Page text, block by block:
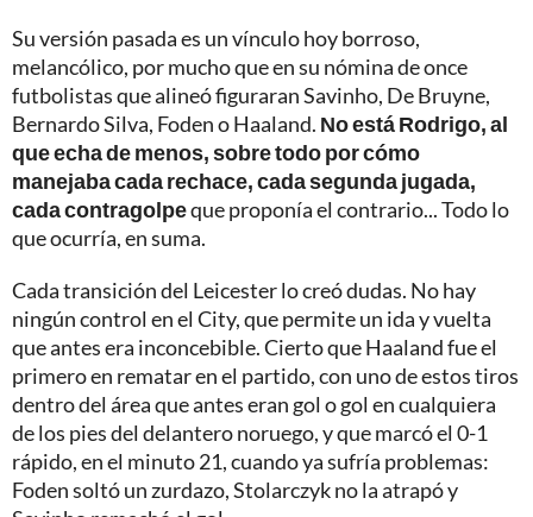
Su versión pasada es un vínculo hoy borroso,
melancólico, por mucho que en su nómina de once
futbolistas que alineó figuraran Savinho, De Bruyne,
Bernardo Silva, Foden o Haaland. No está Rodrigo, al
que echa de menos, sobre todo por cómo
manejaba cada rechace, cada segunda jugada,
cada contragolpeque proponía el contrario... Todo lo
que ocurría, en suma.
Cada transición del Leicester lo creó dudas. No hay
ningún control en el City, que permite un ida y vuelta
que antes era inconcebible. Cierto que Haaland fue el
primero en rematar en el partido, con uno de estos tiros
dentro del área que antes eran gol o gol en cualquiera
de los pies del delantero noruego, y que marcó el 0-1
rápido, en el minuto 21, cuando ya sufría problemas:
Foden soltó un zurdazo, Stolarczyk no la atrapó y